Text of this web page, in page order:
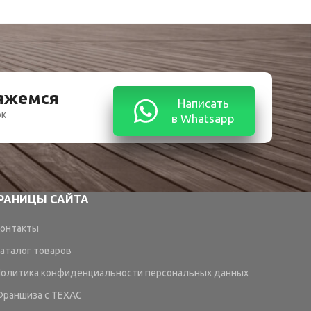
Написать
в Whatsapp
САЙТА
товаров
конфиденциальности персональных данных
с TEXAC